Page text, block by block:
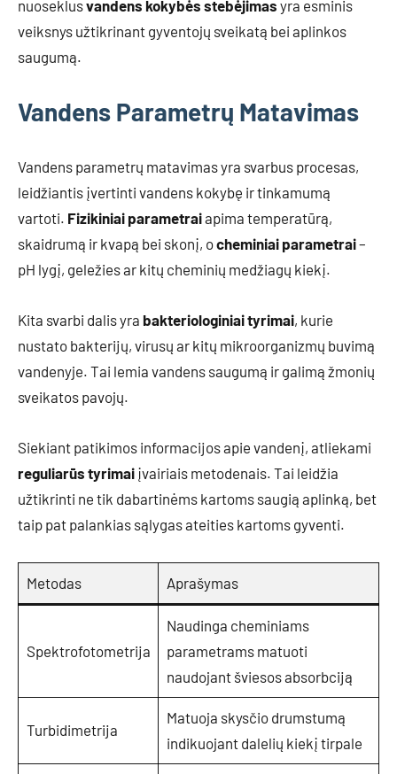
nuoseklusvandens kokybės stebėjimas yra esminis
veiksnys užtikrinant gyventojų sveikatą bei aplinkos
saugumą.
Vandens Parametrų Matavimas
Vandens parametrų matavimas yra svarbus procesas,
leidžiantis įvertinti vandens kokybę ir tinkamumą
vartoti. Fizikiniai parametraiapima temperatūrą,
skaidrumą ir kvapą bei skonį, ocheminiai parametrai–
pH lygį, geležies ar kitų cheminių medžiagų kiekį.
Kita svarbi dalis yra bakteriologiniai tyrimai, kurie
nustato bakterijų, virusų ar kitų mikroorganizmų buvimą
vandenyje. Tai lemia vandens saugumą ir galimą žmonių
sveikatos pavojų.
Siekiant patikimos informacijos apie vandenį, atliekami
reguliarūs tyrimai įvairiais metodenais. Tai leidžia
užtikrinti ne tik dabartinėms kartoms saugią aplinką, bet
taip pat palankias sąlygas ateities kartoms gyventi.
Metodas Aprašymas
Spektrofotometrija
Naudinga cheminiams
parametrams matuoti
naudojant šviesos absorbciją
Turbidimetrija
Matuoja skysčio drumstumą
indikuojant dalelių kiekį tirpale